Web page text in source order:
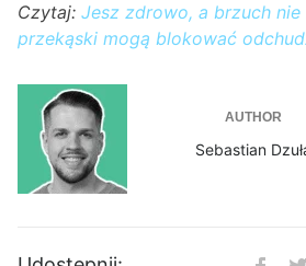
Czytaj: Jesz zdrowo, a brzuch nie
przekąski mogą blokować
Sebastian
AUTHOR